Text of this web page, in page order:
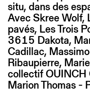
situ, dans des
Avec Skree Wolf,
pavés, Les Trois
3615 Dakota,
Cadillac,
Ribaupierre,
collectif OUINCH
Marion Thomas -